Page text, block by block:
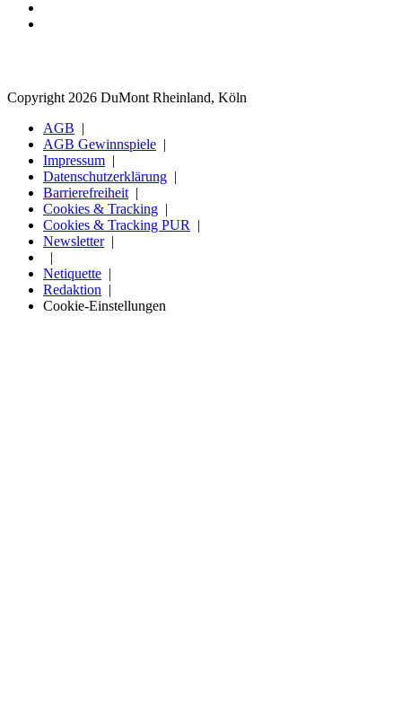
Copyright 2026 DuMont Rheinland, Köln
AGB
AGB Gewinnspiele
Impressum
Datenschutzerklärung
Barrierefreiheit
Cookies & Tracking
Cookies & Tracking PUR
Newsletter
Netiquette
Redaktion
Cookie-Einstellungen